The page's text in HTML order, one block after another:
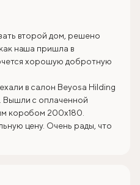
второй дом, решено
наша пришла в
хорошую добротную
в салон Beyosa Hilding
Вышли с оплаченной
коробом 200х180.
цену. Очень рады, что